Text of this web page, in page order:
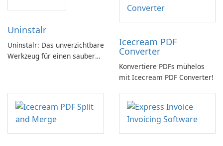
Uninstalr
Uninstalr: Das unverzichtbare
Werkzeug für einen sauberen
Icecream PDF
Converter
Konvertiere PDFs mühelos
mit Icecream PDF Converter!